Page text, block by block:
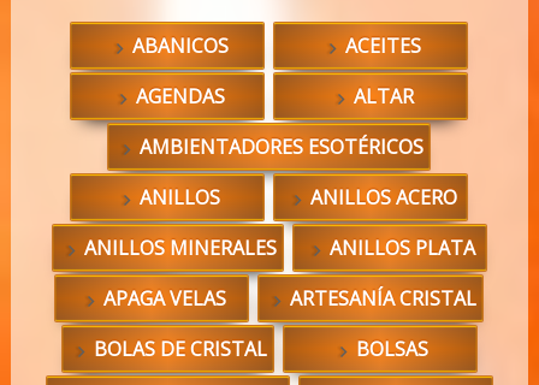
ABANICOS
ACEITES
AGENDAS
ALTAR
AMBIENTADORES ESOTÉRICOS
ANILLOS
ANILLOS ACERO
ANILLOS MINERALES
ANILLOS PLATA
APAGA VELAS
ARTESANÍA CRISTAL
BOLAS DE CRISTAL
BOLSAS